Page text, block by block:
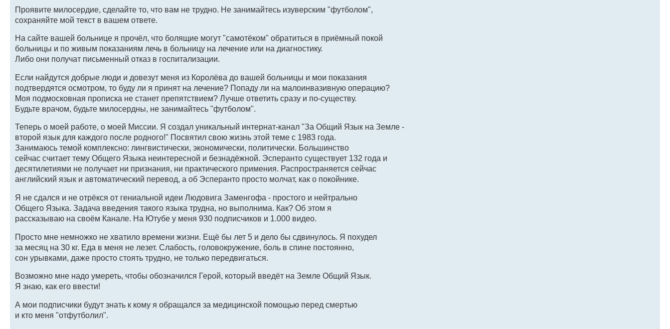
Проявите милосердие, сделайте то, что вам не трудно. Не занимайтесь изуверским "футболом",
сохраняйте мой текст в вашем ответе.
На сайте вашей больнице я прочёл, что болящие могут "самотёком" обратиться в приёмный покой
больницы и по живым показаниям лечь в больницу на лечение или на диагностику.
Либо они получат письменный отказ в госпитализации.
Если найдутся добрые люди и довезут меня из Королёва до вашей больницы и мои показания
подтвердятся осмотром, то буду ли я принят на лечение? Попаду ли на малоинвазивную операцию?
Моя подмосковная прописка не станет препятствием? Лучше ответить сразу и по-существу.
Будьте врачом, будьте милосердны, не занимайтесь "футболом".
Теперь о моей работе, о моей Миссии. Я создал уникальный интернат-канал "За Общий Язык на Земле -
второй язык для каждого после родного!" Посвятил свою жизнь этой теме с 1983 года.
Занимаюсь темой комплексно: лингвистически, экономически, политически. Большинство
сейчас считает тему Общего Языка неинтересной и безнадёжной. Эсперанто существует 132 года и
десятилетиями не получает ни признания, ни практического примения. Распространяется сейчас
английский язык и автоматический перевод, а об Эсперанто просто молчат, как о покойнике.
Я не сдался и не отрёкся от гениальной идеи Людовига Заменгофа - простого и нейтрально
Общего Языка. Задача введения такого языка трудна, но выполнима. Как? Об этом я
рассказываю на своём Канале. На Ютубе у меня 930 подписчиков и 1.000 видео.
Просто мне немножко не хватило времени жизни. Ещё бы лет 5 и дело бы сдвинулось. Я похудел
за месяц на 30 кг. Еда в меня не лезет. Слабость, головокружение, боль в спине постоянно,
сон урывками, даже просто стоять трудно, не только передвигаться.
Возможно мне надо умереть, чтобы обозначился Герой, который введёт на Земле Общий Язык.
Я знаю, как его ввести!
А мои подписчики будут знать к кому я обращался за медицинской помощью перед смертью
и кто меня "отфутболил".